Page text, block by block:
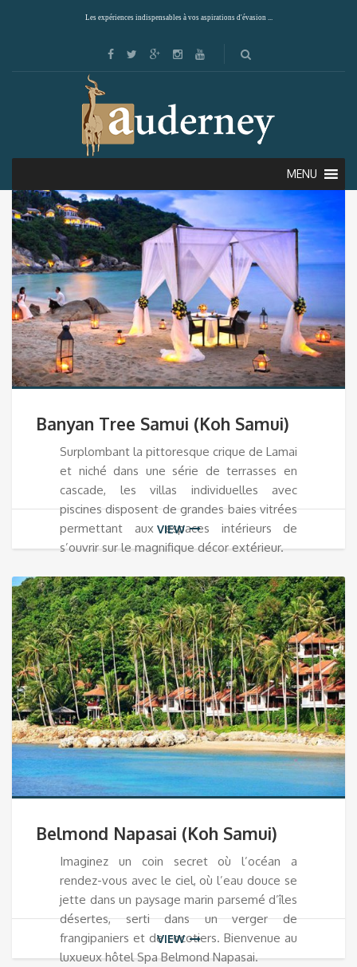
Les expériences indispensables à vos aspirations d'évasion ...
MENU
Showing all 9 results
Default sorting
Banyan Tree Samui (Koh Samui)
Surplombant la pittoresque crique de Lamai
et niché dans une série de terrasses en
cascade, les villas individuelles avec
piscines disposent de grandes baies vitrées
permettant aux espaces intérieurs de
s’ouvrir sur le magnifique décor extérieur.
VIEW
Belmond Napasai (Koh Samui)
Imaginez un coin secret où l’océan a
rendez-vous avec le ciel, où l’eau douce se
jette dans un paysage marin parsemé d’îles
désertes, serti dans un verger de
frangipaniers et de cocotiers. Bienvenue au
luxueux hôtel Spa Belmond Napasai.
VIEW